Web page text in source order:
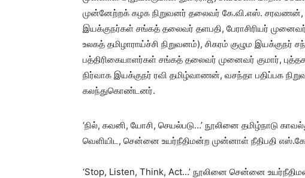
முன்னேற்றக் கழக நிறுவனர் தலைவர் கே.வி.எஸ். சரவணன்,
இயக்குநர்கள் சங்கத் தலைவர் தளபதி, பேராசிரியர்
உலகத் தமிழாராய்ச்சி நிறுவனம்), சிகரம் குழும
பத்திரிகையாளர்கள் சங்கத் தலைவர் முனைவர் குமார்,
நிர்வாக இயக்குநர் ரவி தமிழ்வாணன், வசந்தா பதிப்பக
கலந்துகொண்டனர்.
‘நில், கவனி, யோசி, செயல்படு…’ நூலினை தமிழ்நாடு
வெளியிட, சென்னை உயர்நீதிமன்ற முன்னாள் நீதிபதி
‘Stop, Listen, Think, Act…’ நூலினை சென்னை